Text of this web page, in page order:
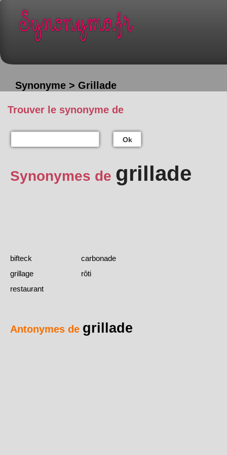
Synonyme > Grillade
Trouver le synonyme de
Ok
Synonymes de grillade
bifteck
carbonade
grillage
rôti
restaurant
Antonymes de grillade